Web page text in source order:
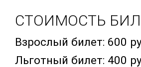
СТОИМОСТЬ
Взрослый билет: 600
Льготный билет: 400